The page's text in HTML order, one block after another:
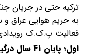
ترکیه حتی در جریان
به حریم هوایی عراق و
فعالیت پ.ک.ک
اول؛ پایان ۴۱ سال درگیری زیر پرچم پ.ک.ک